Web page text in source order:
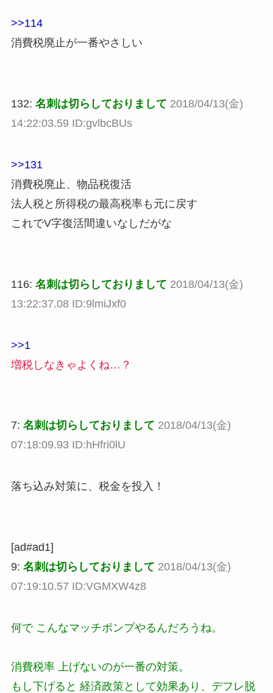
>>114
消費税廃止が一番やさしい
132: 名刺は切らしておりまして 2018/04/13(金)
14:22:03.59 ID:gvlbcBUs
>>131
消費税廃止、物品税復活
法人税と所得税の最高税率も元に戻す
これでV字復活間違いなしだがな
116: 名刺は切らしておりまして 2018/04/13(金)
13:22:37.08 ID:9lmiJxf0
>>1
増税しなきゃよくね…？
7: 名刺は切らしておりまして 2018/04/13(金)
07:18:09.93 ID:hHfri0lU
落ち込み対策に、税金を投入！
[ad#ad1]
9: 名刺は切らしておりまして 2018/04/13(金)
07:19:10.57 ID:VGMXW4z8
何で こんなマッチポンプやるんだろうね。
消費税率 上げないのが一番の対策。
もし下げると 経済政策として効果あり、デフレ脱